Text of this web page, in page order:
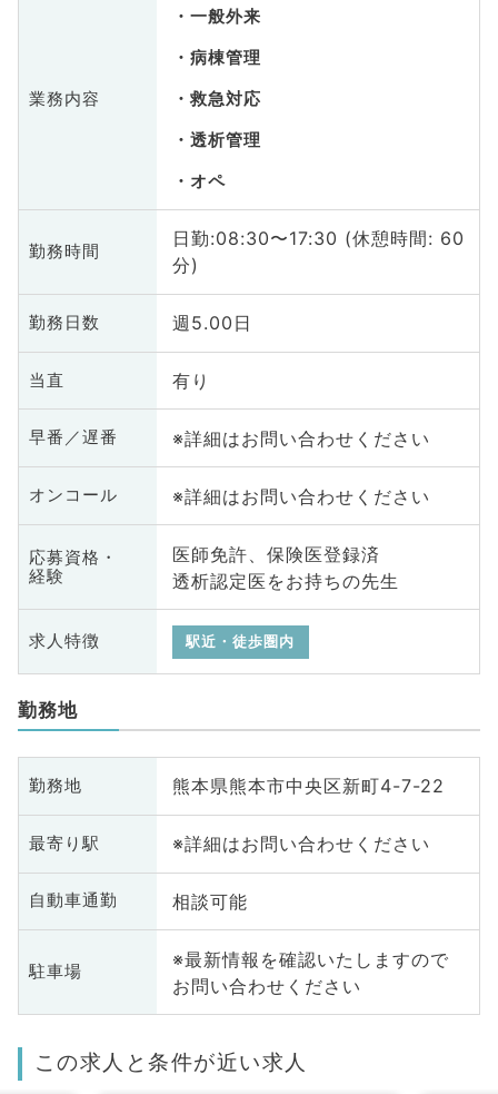
業務内容
一般外来
病棟管理
救急対応
透析管理
オペ
勤務時間
日勤:08:30〜17:30 (休憩時間: 60
分)
勤務日数 週5.00日
当直 有り
早番／遅番 ※詳細はお問い合わせください
オンコール ※詳細はお問い合わせください
応募資格・
経験
医師免許、保険医登録済
透析認定医をお持ちの先生
求人特徴 駅近・徒歩圏内
勤務地
勤務地 熊本県熊本市中央区新町4-7-22
最寄り駅 ※詳細はお問い合わせください
自動車通勤 相談可能
駐車場
※最新情報を確認いたしますので
お問い合わせください
この求人と条件が近い求人